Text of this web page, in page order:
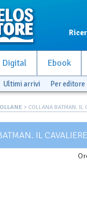
Digital Ebook
Ultimi arrivi Per editore
> COLLANA BATMAN. IL
IL